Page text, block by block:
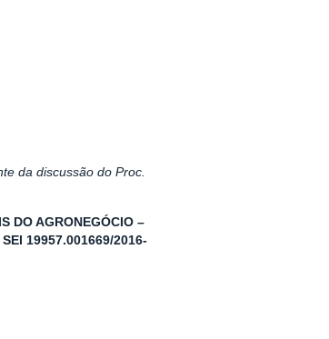
da discussão do Proc.
DO AGRONEGÓCIO –
19957.001669/2016-